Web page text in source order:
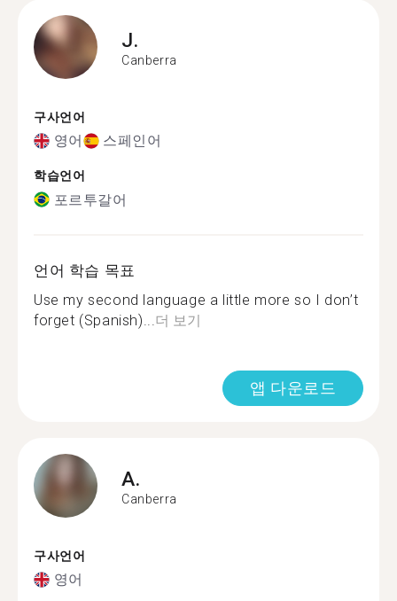
J.
Canberra
구사언어
영어 스페인어
학습언어
포르투갈어
언어 학습 목표
Use my second language a little more so I don’t
forget (Spanish)... 더 보기
앱 다운로드
A.
Canberra
구사언어
영어